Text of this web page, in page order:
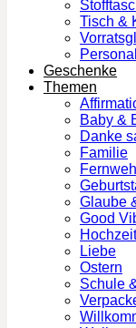
Tisch &
Geschenke
Themen
Baby &
Danke
Familie
Fernweh
Glaube
Good
Hochzeit
Liebe
Ostern
Schule